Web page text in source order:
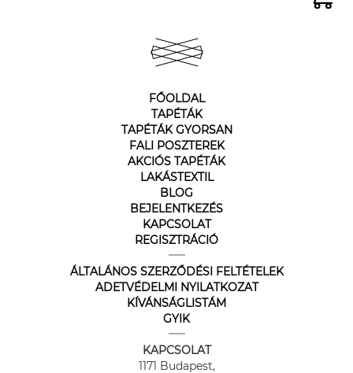
FŐOLDAL
TAPÉTÁK
TAPÉTÁK GYORSAN
FALI POSZTEREK
AKCIÓS TAPÉTÁK
LAKÁSTEXTIL
BLOG
BEJELENTKEZÉS
KAPCSOLAT
REGISZTRÁCIÓ
ÁLTALÁNOS SZERZŐDÉSI FELTÉTELEK
ADETVÉDELMI NYILATKOZAT
KÍVÁNSÁGLISTÁM
GYIK
KAPCSOLAT
1171 Budapest,